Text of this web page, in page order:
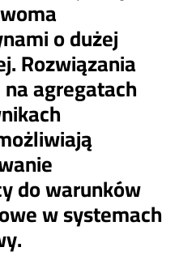
o dużej
Rozwiązania
agregatach
do warunków
w systemach